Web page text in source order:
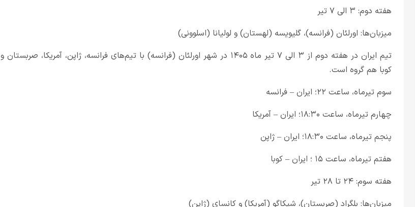
هفته دوم: ۳ الی ۷ تیر
میزبان‌ها: اورلئان (فرانسه)، گلیویسه (لهستان) و لولیانا (اسلوونی)
تیم ایران در هفته دوم از ۳ الی ۷ تیر ماه ۱۴۰۵ در شهر اورلئان (فرانسه) با تیم‌های فرانسه، ژاپن، آمریکا، صربستان و
کوبا هم گروه است.
سوم تیرماه، ساعت ۲۲؛ ایران – فرانسه
چهارم تیرماه، ساعت ۱۸:۳۰؛ ایران – آمریکا
پنجم تیرماه، ساعت ۱۸:۳۰؛ ایران – ژاپن
هفتم تیرماه، ساعت ۱۵ ؛ ایران – کوبا
هفته سوم: ۲۴ تا ۲۸ تیر
میزبان‌ها: بلگراد (صربستان)، شیکاگو (آمریکا) و کانسای (ژاپن)